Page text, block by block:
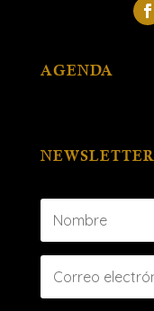
AGENDA
NEWSLETTER